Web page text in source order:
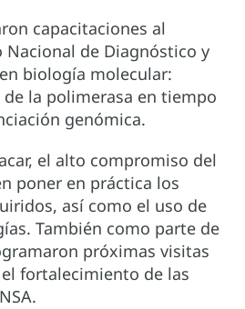
capacitaciones al
Nacional de Diagnóstico y
biología molecular:
de la polimerasa en tiempo
genómica.
el alto compromiso del
poner en práctica los
así como el uso de
También como parte de
próximas visitas
fortalecimiento de las